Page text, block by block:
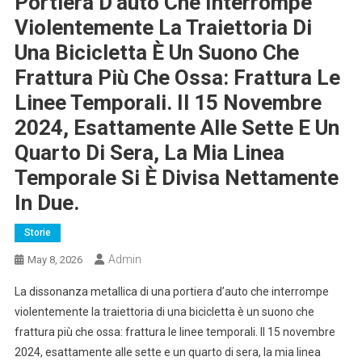
Violentemente La Traiettoria Di
Una Bicicletta È Un Suono Che
Frattura Più Che Ossa: Frattura Le
Linee Temporali. Il 15 Novembre
2024, Esattamente Alle Sette E Un
Quarto Di Sera, La Mia Linea
Temporale Si È Divisa Nettamente
In Due.
Storie
May 8, 2026 Admin
La dissonanza metallica di una portiera d’auto che interrompe
violentemente la traiettoria di una bicicletta è un suono che
frattura più che ossa: frattura le linee temporali. Il 15 novembre
2024, esattamente alle sette e un quarto di sera, la mia linea